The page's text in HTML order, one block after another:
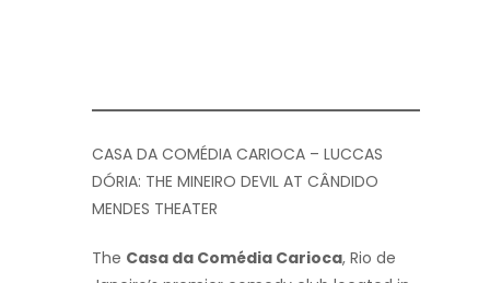
CASA DA COMÉDIA CARIOCA – LUCCAS
DÓRIA: THE MINEIRO DEVIL AT CÂNDIDO
MENDES THEATER
The Casa da Comédia Carioca, Rio de